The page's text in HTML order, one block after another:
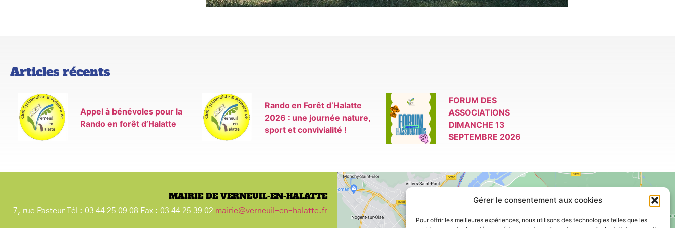
Gérer le consentement aux cookies
Pour offrir les meilleures expériences, nous utilisons des technologies telles que les
Articles récents
Appel à bénévoles pour la
Rando en forêt d’Halatte
Rando en Forêt d’Halatte
2026 : une journée nature,
sport et convivialité !
FORUM DES
ASSOCIATIONS
DIMANCHE 13
SEPTEMBRE 2026
MAIRIE DE VERNEUIL-EN-HALATTE
7, rue Pasteur Tél : 03 44 25 09 08 Fax : 03 44 25 39 02 mairie@verneuil-en-halatte.fr